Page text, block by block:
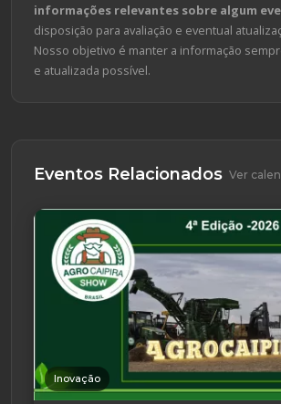
informações relevantes sobre algum
disposição para avaliação e eventual
Nosso objetivo é manter a informação
e atualizada possível.
Eventos Relacionados Ver
Inovação